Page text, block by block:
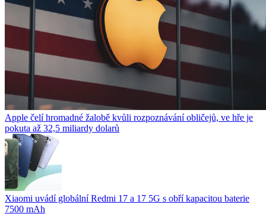
Apple čelí hromadné žalobě kvůli rozpoznávání obličejů, ve hře je
pokuta až 32,5 miliardy dolarů
Xiaomi uvádí globální Redmi 17 a 17 5G s obří kapacitou baterie
7500 mAh